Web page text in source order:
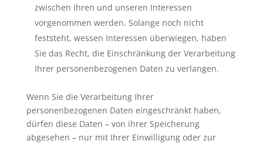
zwischen Ihren und unseren Interessen
vorgenommen werden. Solange noch nicht
feststeht, wessen Interessen überwiegen, haben
Sie das Recht, die Einschränkung der Verarbeitung
Ihrer personenbezogenen Daten zu verlangen.
Wenn Sie die Verarbeitung Ihrer
personenbezogenen Daten eingeschränkt haben,
dürfen diese Daten – von ihrer Speicherung
abgesehen – nur mit Ihrer Einwilligung oder zur